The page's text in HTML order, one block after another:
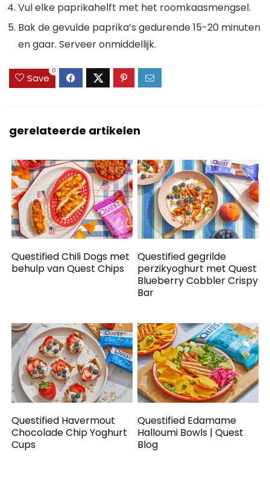
Vul elke paprikahelft met het roomkaasmengsel.
Bak de gevulde paprika’s gedurende 15-20 minuten
en gaar. Serveer onmiddellijk.
Save
0
gerelateerde artikelen
Questified Chili Dogs met
behulp van Quest Chips
Questified gegrilde
perzikyoghurt met Quest
Blueberry Cobbler Crispy
Bar
Questified Havermout
Chocolade Chip Yoghurt
Cups
Questified Edamame
Halloumi Bowls | Quest
Blog